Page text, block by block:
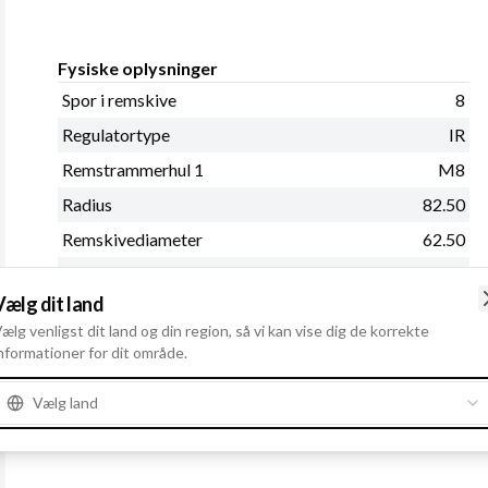
Fysiske oplysninger
Spor i remskive
8
Regulatortype
IR
Remstrammerhul 1
M8
Radius
82.50
Remskivediameter
62.50
Remskive
SP
Remskiveafstand
D+ Position
Kontrol diyotlari
PL12
dit land
venligst dit land og din region, så vi kan vise dig de korrekte
for dit område.
Vælg land